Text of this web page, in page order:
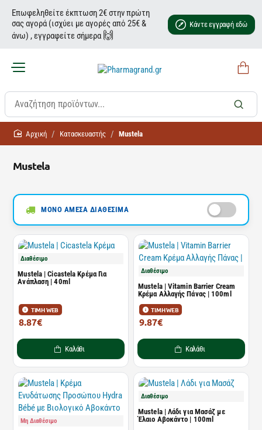
Επωφεληθείτε έκπτωση 2€ στην πρώτη
σας αγορά (ισχύει με αγορές από 25€ &
άνω) , εγγραφείτε σήμερα 🙌
Κάντε εγγραφή εδώ
Mustela
homeΚατασκευαστής Mustela
ΜΟΝΟ ΑΜΕΣΑ ΔΙΑΘΕΣΙΜΑ
Διαθέσιμο
Mustela | Cicastela Κρέμα Για
Ανάπλαση | 40ml
ΤΙΜΗ WEB
8.87€
Καλάθι
Διαθέσιμο
Mustela | Vitamin Barrier Cream
Κρέμα Αλλαγής Πάνας | 100ml
ΤΙΜΗ WEB
9.87€
Καλάθι
Μη Διαθέσιμο
Διαθέσιμο
Mustela | Λάδι για Μασάζ με
Έλαιο Αβοκάντο | 100ml